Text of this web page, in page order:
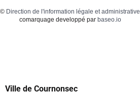
© Direction de l'information légale et administrative
comarquage developpé par baseo.io
Ville de Cournonsec